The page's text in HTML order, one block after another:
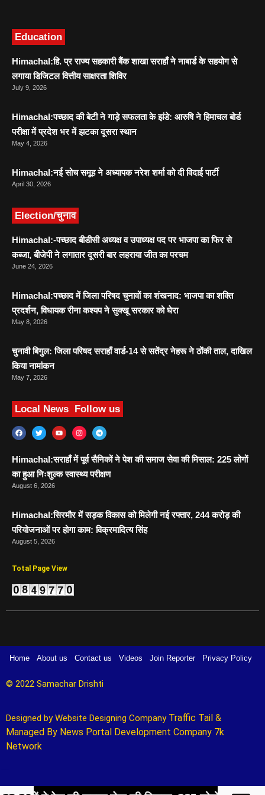
Education
Himachal:हि. प्र राज्य सहकारी बैंक शाखा सराहाँ ने नाबार्ड के सहयोग से
लगाया डिजिटल वित्तीय साक्षरता शिविर
July 9, 2026
Himachal:पच्छाद की बेटी ने गाड़े सफलता के झंडे: आरुषि ने हिमाचल बोर्ड
परीक्षा में प्रदेश भर में झटका दूसरा स्थान
May 4, 2026
Himachal:नई सोच समूह ने अध्यापक नरेश शर्मा को दी विदाई पार्टी
April 30, 2026
Election/चुनाव
Himachal:-पच्छाद बीडीसी अध्यक्ष व उपाध्यक्ष पद पर भाजपा का फिर से
कब्जा, बीजेपी ने लगातार दूसरी बार लहराया जीत का परचम
June 24, 2026
Himachal:पच्छाद में जिला परिषद चुनावों का शंखनाद: भाजपा का शक्ति
प्रदर्शन, विधायक रीना कश्यप ने सुक्खू सरकार को घेरा
May 8, 2026
चुनावी बिगुल: जिला परिषद सराहाँ वार्ड-14 से सतेंद्र नेहरू ने ठोंकी ताल, दाखिल
किया नामांकन
May 7, 2026
Local News Follow us
Himachal:सराहाँ में पूर्व सैनिकों ने पेश की समाज सेवा की मिसाल: 225 लोगों
का हुआ निःशुल्क स्वास्थ्य परीक्षण
August 6, 2026
Himachal:सिरमौर में सड़क विकास को मिलेगी नई रफ्तार, 244 करोड़ की
परियोजनाओं पर होगा काम: विक्रमादित्य सिंह
August 5, 2026
Total Page View
Home About us Contact us Videos Join Reporter Privacy Policy
© 2022 Samachar Drishti
Designed by Website Designing Company Traffic Tail &
Managed By News Portal Development Company 7k
Network